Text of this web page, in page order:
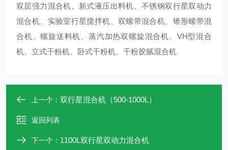
双层强力混合机、新式液压出料机、不锈钢双行星双动力
混合机、实验室行星搅拌机、双螺带混合机、锥形螺带混
合机、螺旋送料机、蒸汽加热双螺旋混合机、VH型混合
机、立式干粉机、卧式干粉机、干粉胶腻混合机
上一个： 双行星混合机（500-1000L）
返回列表
下一个： 1100L双行星双动力混合机